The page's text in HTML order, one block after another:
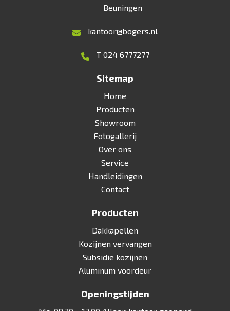
Beuningen
kantoor@bogers.nl
T 024 6777277
Sitemap
Home
Producten
Showroom
Fotogallerij
Over ons
Service
Handleidingen
Contact
Producten
Dakkapellen
Kozijnen vervangen
Subsidie kozijnen
Aluminum voordeur
Openingstijden